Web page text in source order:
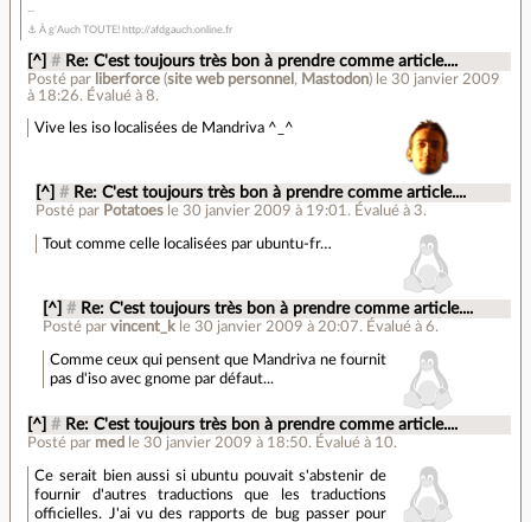
⚓ À g'Auch TOUTE! http://afdgauch.online.fr
[^] # Re: C'est toujours très bon à prendre comme article....
Posté par liberforce (site web personnel , Mastodon) le 30 janvier 2009
à 18:26. Évalué à8.
Vive les iso localisées de Mandriva ^_^
[^] # Re: C'est toujours très bon à prendre comme article....
Posté par Potatoes le 30 janvier 2009 à 19:01.Évalué à 3.
Tout comme celle localisées par ubuntu-fr…
[^] # Re: C'est toujours très bon à prendre comme article....
Posté parvincent_k le 30 janvier 2009 à 20:07. Évalué à6.
Comme ceux qui pensent que Mandriva ne fournit
pas d'iso avec gnome par défaut...
[^] # Re: C'est toujours très bon à prendre comme article....
Posté par med le 30 janvier 2009 à 18:50. Évalué à 10.
Ce serait bien aussi si ubuntu pouvait s'abstenir de
fournir d'autres traductions que les traductions
officielles. J'ai vu des rapports de bug passer pour